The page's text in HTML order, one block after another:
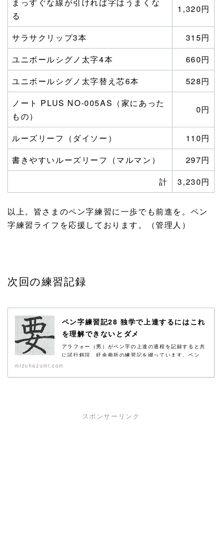
る
1,320円
サラサクリップ3本
315円
ユニボールシグノ太字4本
660円
ユニボールシグノ太字替え芯6本
528円
ノート PLUS NO-005AS（家にあった
もの）
0円
ルーズリーフ（ダイソー）
110円
書きやすいルーズリーフ（マルマン）
297円
計
3,230円
以上。皆さまのペン字練習に一歩でも前進を。ペン
字練習ライフを応援しております。（管理人）
次回の練習記録
ペン字練習記28 独学で上達するにはこれ
を理解できないとダメ
アラフォー（男）がペン字の上達の過程を記録すると共
に試行錯誤、紆余曲折の練習記を綴っています。ペン
mizuhazumi.com
スポンサーリンク